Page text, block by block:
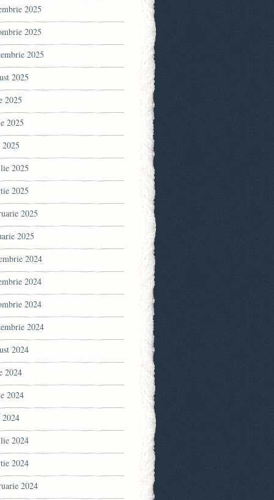
2025
2025
2025
2025
2025
2025
2025
2025
2025
2025
2024
2024
2024
2024
2024
2024
2024
2024
2024
2024